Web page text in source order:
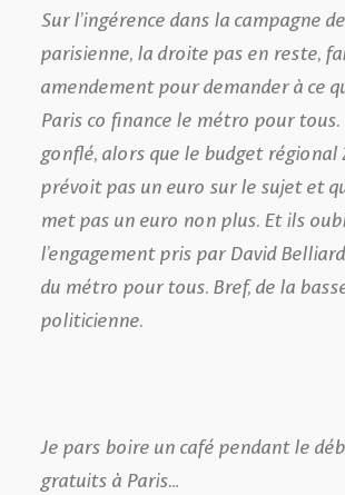
Sur l’ingérence dans la campagne
parisienne, la droite pas en reste,
amendement pour demander à ce
Paris co finance le métro pour tous.
gonflé, alors que le budget régional
prévoit pas un euro sur le sujet et
met pas un euro non plus. Et ils
l’engagement pris par David
du métro pour tous. Bref, de la
politicienne.
Je pars boire un café pendant le
gratuits à Paris…